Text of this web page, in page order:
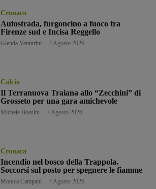
Cronaca
Autostrada, furgoncino a fuoco tra
Firenze sud e Incisa Reggello
Glenda Venturini 7 Agosto 2026
Calcio
Il Terranuova Traiana allo “Zecchini” di
Grosseto per una gara amichevole
Michele Bossini 7 Agosto 2026
Cronaca
Incendio nel bosco della Trappola.
Soccorsi sul posto per spegnere le fiamme
Monica Campani 7 Agosto 2026